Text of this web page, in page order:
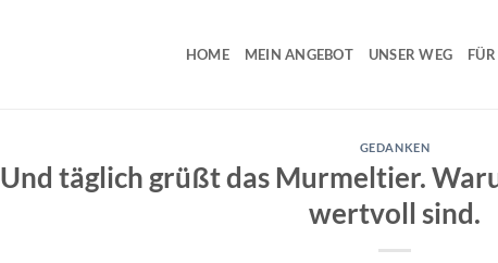
HOME MEIN ANGEBOT UNSER WEG
GEDANKEN
Und täglich grüßt das Murmeltier.
wertvoll sind.